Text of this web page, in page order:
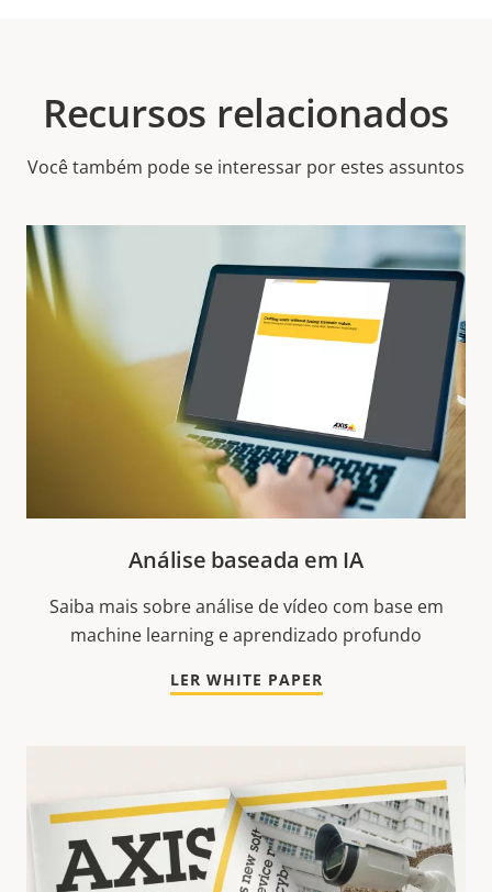
Recursos relacionados
Você também pode se interessar por estes assuntos
Análise baseada em IA
Saiba mais sobre análise de vídeo com base em
machine learning e aprendizado profundo
LER WHITE PAPER